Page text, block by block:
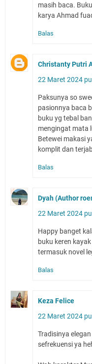
masih baca.
karya Ahmad
Balas
Christanty Putri
22 Maret 2024
Paksunya so
pasionnya baca
buku yg tebal
mengingat mata
Betewei makasi
komplit dan
Balas
Dyah (Author
22 Maret 2024
Happy banget
buku keren
termasuk novel
Balas
Keza Felice
22 Maret 2024
Tradisinya
sefrekuensi ya